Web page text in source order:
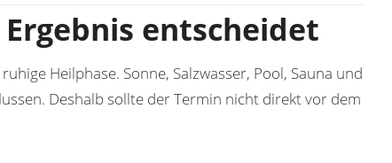
entscheidet
Heilphase. Sonne, Salzwasser, Pool, Sauna und
Deshalb sollte der Termin nicht direkt vor dem